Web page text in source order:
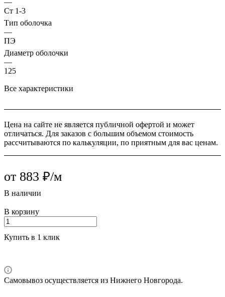
Ст 1-3
Тип оболочка
—
ПЭ
Диаметр оболочки
—
125
Все характеристики
Цена на сайте не является публичной офертой и может
отличаться. Для заказов с большим объемом стоимость
рассчитываются по калькуляции, по приятным для вас ценам.
от 883 ₽/м
В наличии
В корзину
Купить в 1 клик
Самовывоз осуществляется из Нижнего Новгорода.